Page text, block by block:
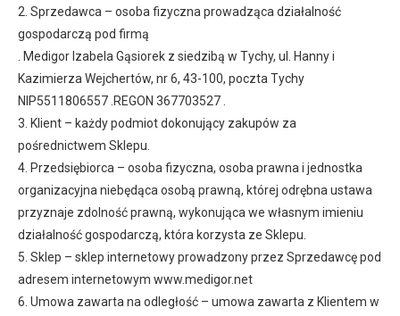
2. Sprzedawca – osoba fizyczna prowadząca działalność
gospodarczą pod firmą
. Medigor Izabela Gąsiorek z siedzibą w Tychy, ul. Hanny i
Kazimierza Wejchertów, nr 6, 43-100, poczta Tychy
NIP5511806557 .REGON 367703527 .
3. Klient – każdy podmiot dokonujący zakupów za
pośrednictwem Sklepu.
4. Przedsiębiorca – osoba fizyczna, osoba prawna i jednostka
organizacyjna niebędąca osobą prawną, której odrębna ustawa
przyznaje zdolność prawną, wykonująca we własnym imieniu
działalność gospodarczą, która korzysta ze Sklepu.
5. Sklep – sklep internetowy prowadzony przez Sprzedawcę pod
adresem internetowym www.medigor.net
6. Umowa zawarta na odległość – umowa zawarta z Klientem w